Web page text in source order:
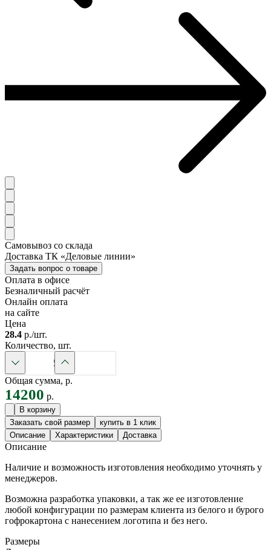
Самовывоз со склада
Доставка ТК «Деловые линии»
Задать вопрос о товаре
Оплата в офисе
Безналичный расчёт
Онлайн оплата
на сайте
Цена
28.4 р./шт.
Количество, шт.
Общая сумма, р.
14200 р.
Заказать свой размер
купить в 1 клик
Описание
Характеристики Доставка
Описание
Наличие и возможность изготовления необходимо уточнять у
менеджеров.
Возможна разработка упаковки, а так же ее изготовление
любой конфигурации по размерам клиента из белого и бурого
гофрокартона с нанесением логотипа и без него.
Размеры